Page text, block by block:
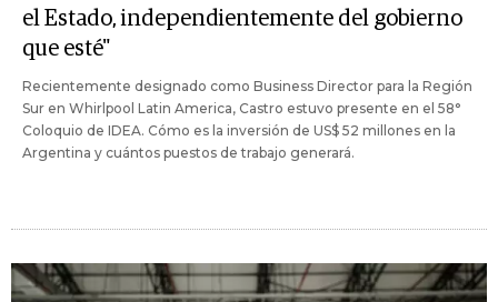
el Estado, independientemente del gobierno
que esté"
Recientemente designado como Business Director para la Región
Sur en Whirlpool Latin America, Castro estuvo presente en el 58°
Coloquio de IDEA. Cómo es la inversión de US$ 52 millones en la
Argentina y cuántos puestos de trabajo generará.